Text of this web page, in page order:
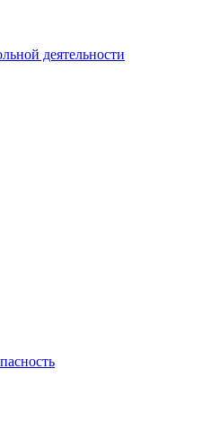
деятельности